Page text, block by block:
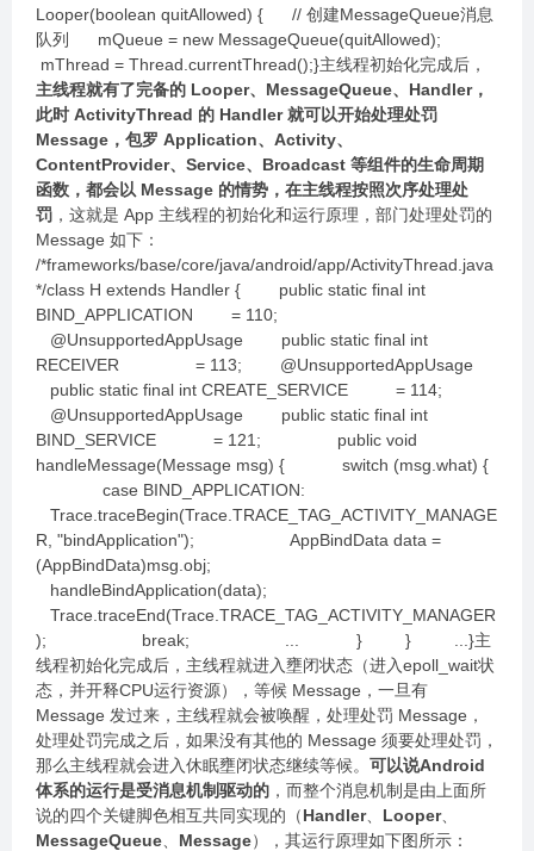
Looper(boolean quitAllowed) { // 创建MessageQueue消息
队列 mQueue = new MessageQueue(quitAllowed);
mThread = Thread.currentThread();}主线程初始化完成后，
主线程就有了完备的 Looper、MessageQueue、Handler，
此时 ActivityThread 的 Handler 就可以开始处理处罚
Message，包罗 Application、Activity、
ContentProvider、Service、Broadcast 等组件的生命周期
函数，都会以 Message 的情势，在主线程按照次序处理处
罚 ，这就是 App 主线程的初始化和运行原理，部门处理处罚的
Message 如下：
/*frameworks/base/core/java/android/app/ActivityThread.java
*/class H extends Handler { public static final int
BIND_APPLICATION = 110;
@UnsupportedAppUsage public static final int
RECEIVER = 113; @UnsupportedAppUsage
public static final int CREATE_SERVICE = 114;
@UnsupportedAppUsage public static final int
BIND_SERVICE = 121; public void
handleMessage(Message msg) { switch (msg.what) {
case BIND_APPLICATION:
Trace.traceBegin(Trace.TRACE_TAG_ACTIVITY_MANAGE
R, "bindApplication"); AppBindData data =
(AppBindData)msg.obj;
handleBindApplication(data);
Trace.traceEnd(Trace.TRACE_TAG_ACTIVITY_MANAGER
); break; ... } } ...}主
线程初始化完成后，主线程就进入壅闭状态（进入epoll_wait状
态，并开释CPU运行资源），等候 Message，一旦有
Message 发过来，主线程就会被唤醒，处理处罚 Message，
处理处罚完成之后，如果没有其他的 Message 须要处理处罚，
那么主线程就会进入休眠壅闭状态继续等候。 可以说Android
体系的运行是受消息机制驱动的 ，而整个消息机制是由上面所
说的四个关键脚色相互共同实现的（Handler、 Looper、
MessageQueue
Message），其运行原理如下图所示：